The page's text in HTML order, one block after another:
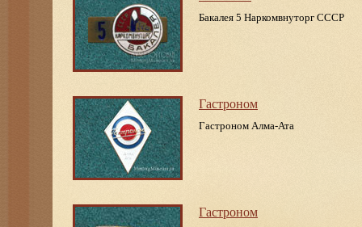
Бакалея 5 Наркомвнуторг СССР
Гастроном
Гастроном Алма-Ата
Гастроном